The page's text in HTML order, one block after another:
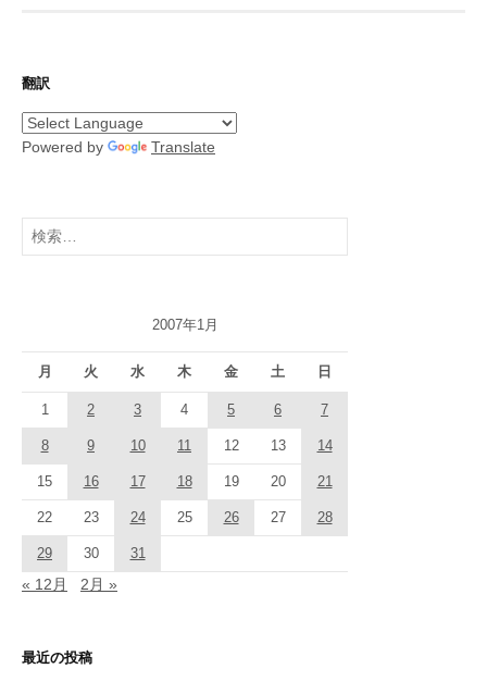
翻訳
Powered by Translate
検
索:
2007年1月
月 火 水 木 金 土 日
1 2 3 4 5 6 7
8 9 10 11 12 13 14
15 16 17 18 19 20 21
22 23 24 25 26 27 28
29 30 31
« 12月 2月 »
最近の投稿